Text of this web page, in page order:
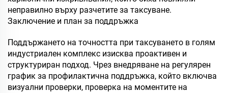
неправилно върху разчетите за таксуване.
Заключение и план за поддръжка
Поддържането на точността при таксуването в голям
индустриален комплекс изисква проактивен и
структуриран подход. Чрез внедряване на регулярен
график за профилактична поддръжка, който включва
визуални проверки, проверка на моментите на